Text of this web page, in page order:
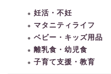
妊活・不妊
マタニティライフ
ベビー・キッズ用品
離乳食・幼児食
子育て支援・教育